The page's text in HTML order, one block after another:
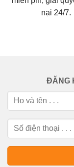
nại 24/7.
ĐĂNG